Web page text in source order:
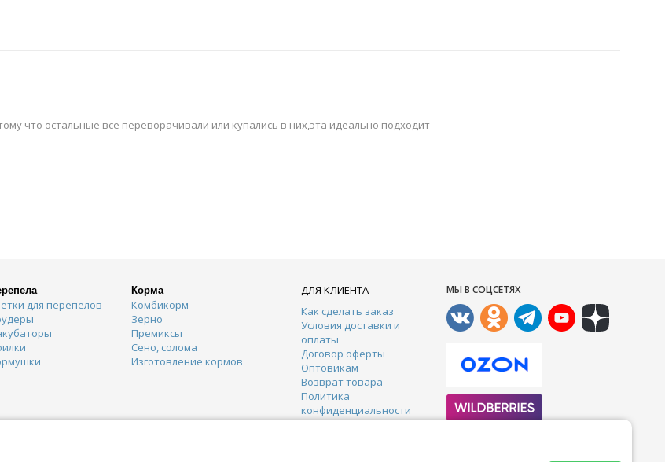
что остальные все переворачивали или купались в них,эта идеально подходит
для перепелов
Корма
Комбикорм
Зерно
Премиксы
Сено, солома
Изготовление кормов
ДЛЯ КЛИЕНТА
Как сделать заказ
Условия доставки и
оплаты
Договор оферты
Оптовикам
Возврат товара
Политика
конфиденциальности
Контакты
МЫ В СОЦСЕТЯХ